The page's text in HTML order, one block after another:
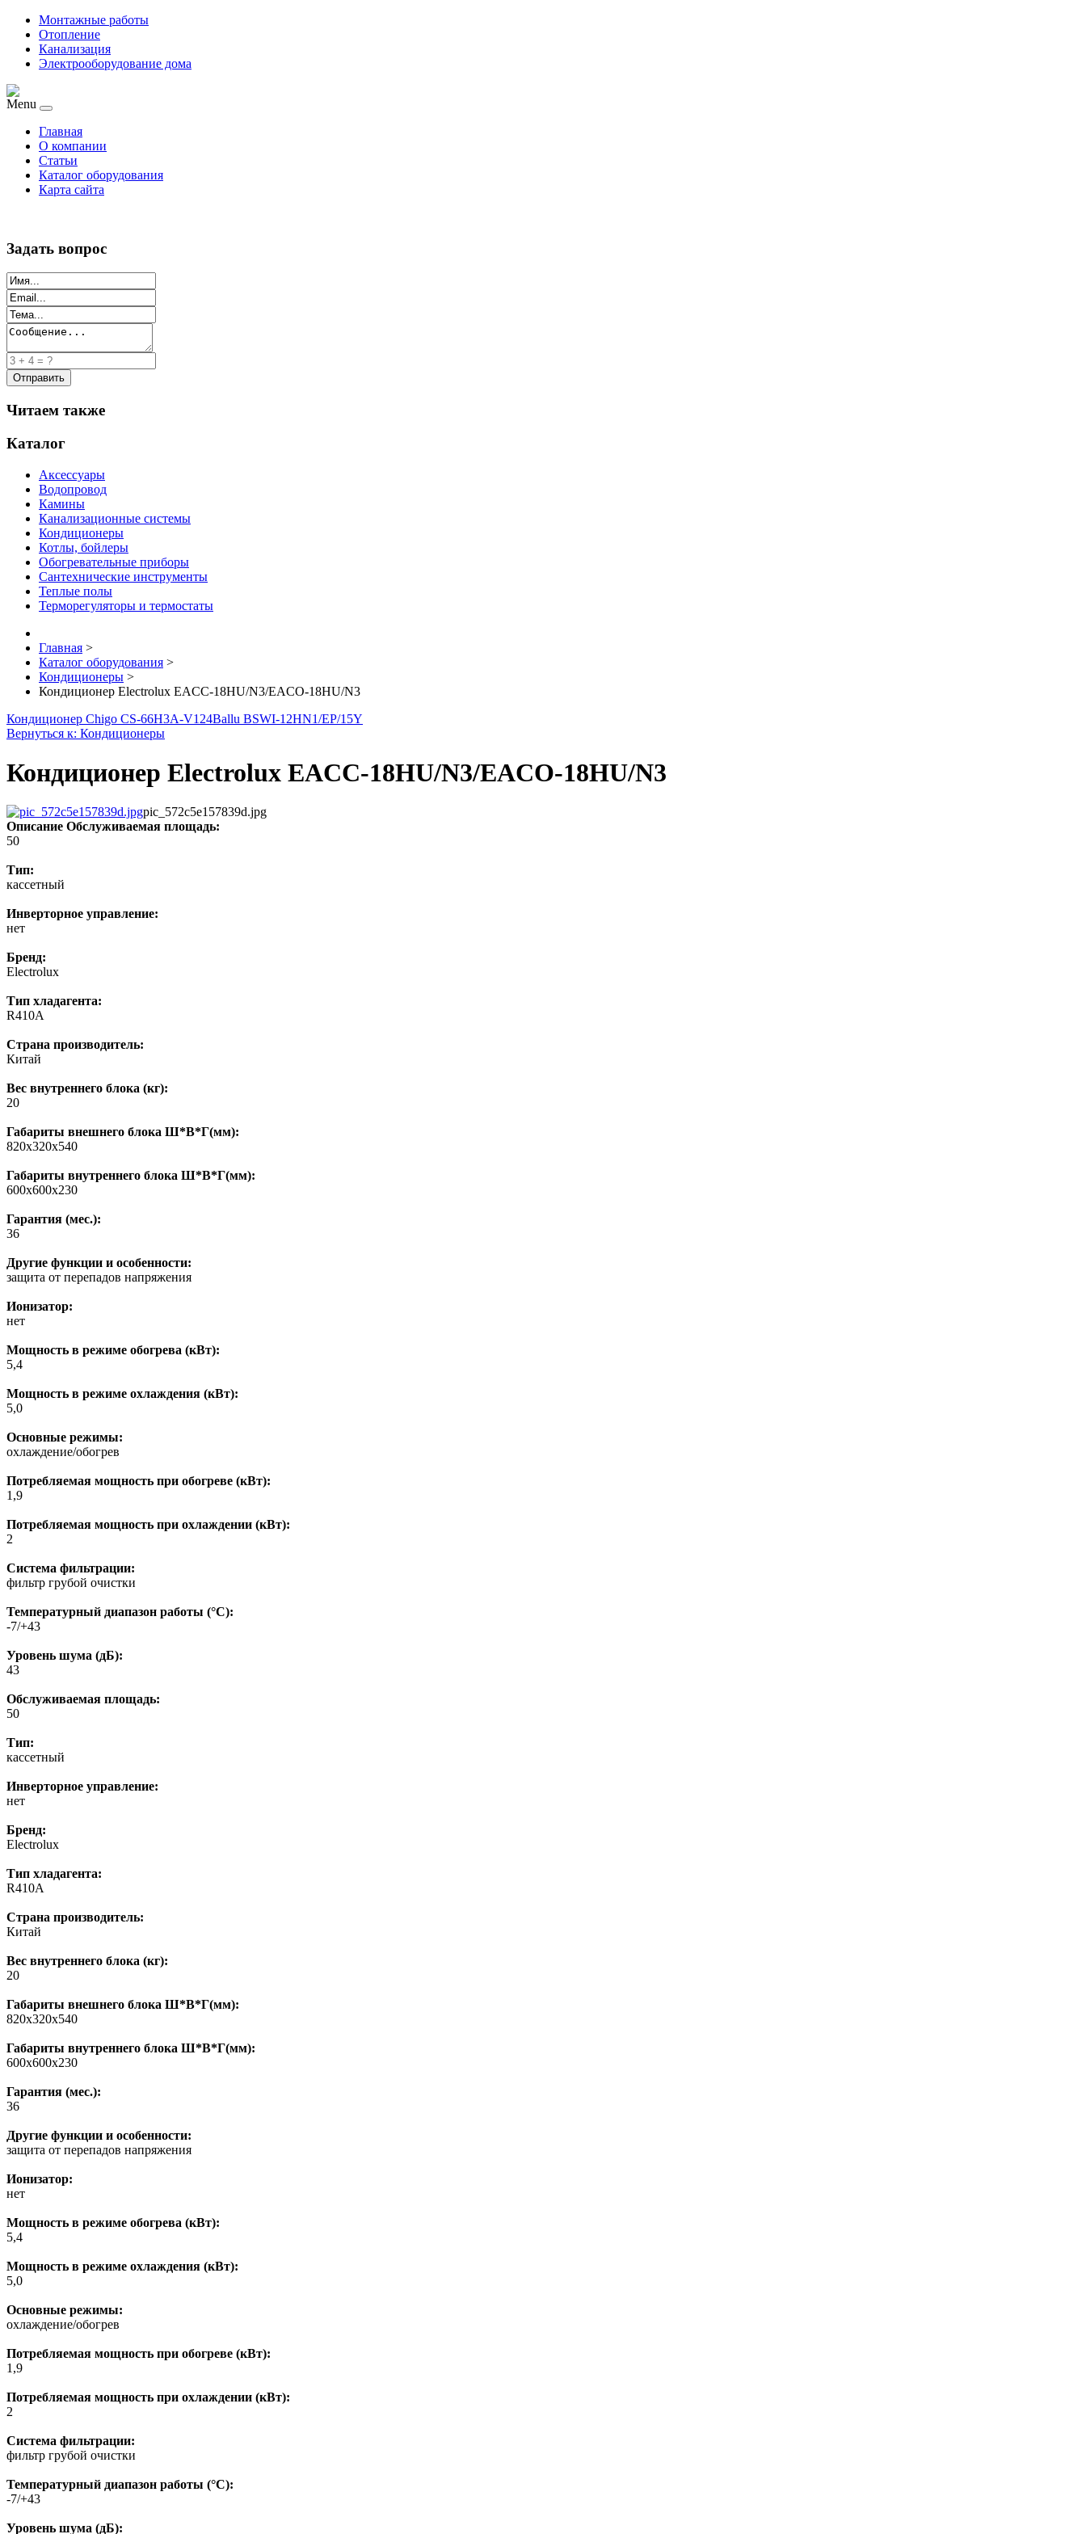
Монтажные работы
Отопление
Канализация
Электрооборудование дома
Menu
Главная
О компании
Статьи
Каталог оборудования
Карта сайта
Задать вопрос
Читаем также
Каталог
Аксессуары
Водопровод
Камины
Канализационные системы
Кондиционеры
Котлы, бойлеры
Обогревательные приборы
Сантехнические инструменты
Теплые полы
Терморегуляторы и термостаты
Главная >
Каталог оборудования >
Кондиционеры >
Кондиционер Electrolux EACС-18HU/N3/EACO-18HU/N3
Кондиционер Chigo CS-66H3A-V124Ballu BSWI-12HN1/EP/15Y
Вернуться к: Кондиционеры
Кондиционер Electrolux EACС-18HU/N3/EACO-18HU/N3
pic_572c5e157839d.jpg
Описание Обслуживаемая площадь:
50
Тип:
кассетный
Инверторное управление:
нет
Бренд:
Electrolux
Тип хладагента:
R410A
Страна производитель:
Китай
Вес внутреннего блока (кг):
20
Габариты внешнего блока Ш*В*Г(мм):
820х320х540
Габариты внутреннего блока Ш*В*Г(мм):
600х600х230
Гарантия (мес.):
36
Другие функции и особенности:
защита от перепадов напряжения
Ионизатор:
нет
Мощность в режиме обогрева (кВт):
5,4
Мощность в режиме охлаждения (кВт):
5,0
Основные режимы:
охлаждение/обогрев
Потребляемая мощность при обогреве (кВт):
1,9
Потребляемая мощность при охлаждении (кВт):
2
Система фильтрации:
фильтр грубой очистки
Температурный диапазон работы (°C):
-7/+43
Уровень шума (дБ):
43
Обслуживаемая площадь:
50
Тип:
кассетный
Инверторное управление:
нет
Бренд:
Electrolux
Тип хладагента:
R410A
Страна производитель:
Китай
Вес внутреннего блока (кг):
20
Габариты внешнего блока Ш*В*Г(мм):
820х320х540
Габариты внутреннего блока Ш*В*Г(мм):
600х600х230
Гарантия (мес.):
36
Другие функции и особенности:
защита от перепадов напряжения
Ионизатор:
нет
Мощность в режиме обогрева (кВт):
5,4
Мощность в режиме охлаждения (кВт):
5,0
Основные режимы:
охлаждение/обогрев
Потребляемая мощность при обогреве (кВт):
1,9
Потребляемая мощность при охлаждении (кВт):
2
Система фильтрации:
фильтр грубой очистки
Температурный диапазон работы (°C):
-7/+43
Уровень шума (дБ):